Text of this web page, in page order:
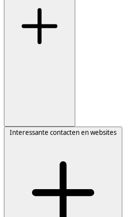
Interessante contacten en websites